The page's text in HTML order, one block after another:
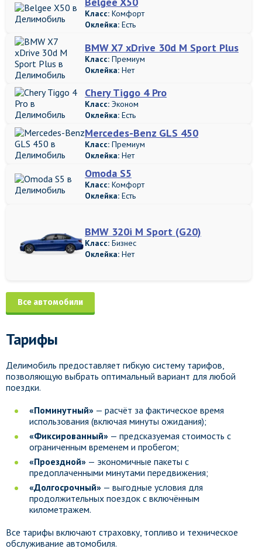
Класс: Комфорт
Оклейка: Есть
BMW X7 xDrive 30d M Sport Plus
Класс: Премиум
Оклейка: Нет
Chery Tiggo 4 Pro
Класс: Эконом
Оклейка: Есть
Mercedes-Benz GLS 450
Класс: Премиум
Оклейка: Нет
Omoda S5
Класс: Комфорт
Оклейка: Есть
BMW 320i M Sport (G20)
Класс: Бизнес
Оклейка: Нет
Все автомобили
Тарифы
Делимобиль предоставляет гибкую систему тарифов,
позволяющую выбрать оптимальный вариант для любой
поездки.
«Поминутный» — расчёт за фактическое время
использования (включая минуты ожидания);
«Фиксированный» — предсказуемая стоимость с
ограниченным временем и пробегом;
«Проездной» — экономичные пакеты с
предоплаченными минутами передвижения;
«Долгосрочный» — выгодные условия для
продолжительных поездок с включённым
километражем.
Все тарифы включают страховку, топливо и техническое
обслуживание автомобиля.